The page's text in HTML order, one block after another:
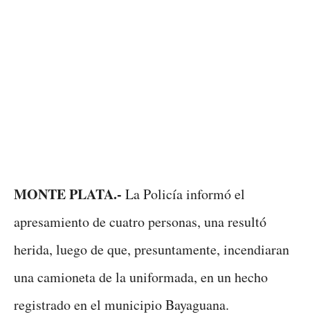
MONTE PLATA.- La Policía informó el
apresamiento de cuatro personas, una resultó
herida, luego de que, presuntamente, incendiaran
una camioneta de la uniformada, en un hecho
registrado en el municipio Bayaguana.